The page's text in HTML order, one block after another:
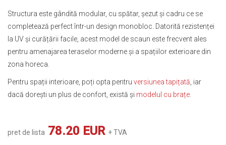
Structura este gândită modular, cu spătar, șezut și cadru ce se
completează perfect într-un design monobloc. Datorită rezistenței
la UV și curățării facile, acest model de scaun este frecvent ales
pentru amenajarea teraselor moderne și a spațiilor exterioare din
zona horeca.
Pentru spații interioare, poți opta pentru versiunea tapițată , iar
dacă dorești un plus de confort, există și modelul cu brațe
pret de lista 78.20 EUR + TVA